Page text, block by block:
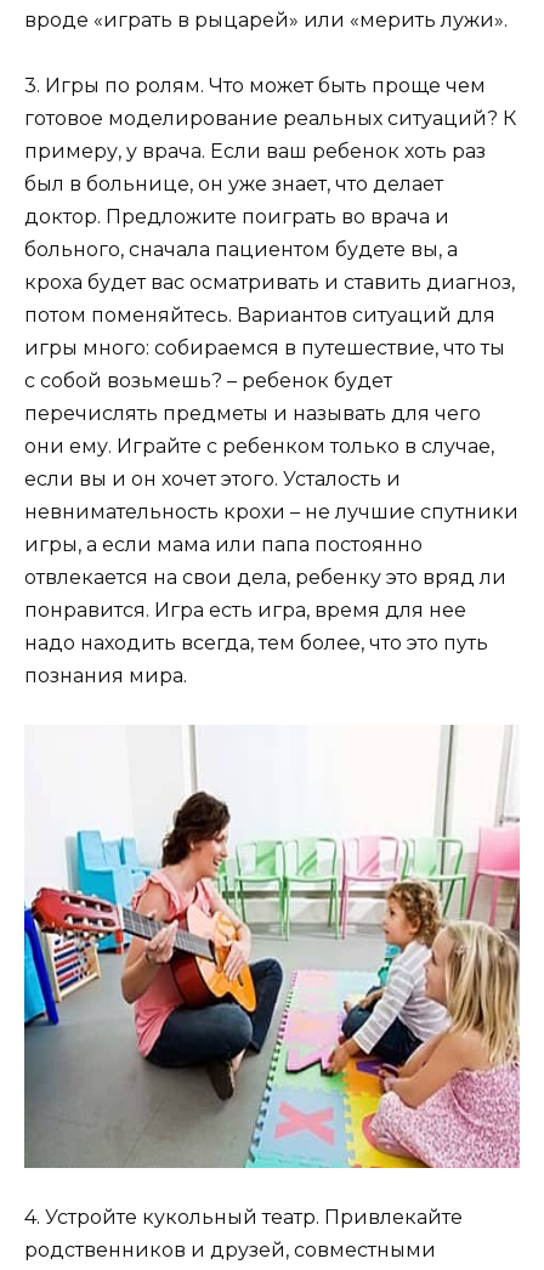
вроде «играть в рыцарей» или «мерить лужи».
3. Игры по ролям. Что может быть проще чем
готовое моделирование реальных ситуаций? К
примеру, у врача. Если ваш ребенок хоть раз
был в больнице, он уже знает, что делает
доктор. Предложите поиграть во врача и
больного, сначала пациентом будете вы, а
кроха будет вас осматривать и ставить диагноз,
потом поменяйтесь. Вариантов ситуаций для
игры много: собираемся в путешествие, что ты
с собой возьмешь? – ребенок будет
перечислять предметы и называть для чего
они ему. Играйте с ребенком только в случае,
если вы и он хочет этого. Усталость и
невнимательность крохи – не лучшие спутники
игры, а если мама или папа постоянно
отвлекается на свои дела, ребенку это вряд ли
понравится. Игра есть игра, время для нее
надо находить всегда, тем более, что это путь
познания мира.
4. Устройте кукольный театр. Привлекайте
родственников и друзей, совместными